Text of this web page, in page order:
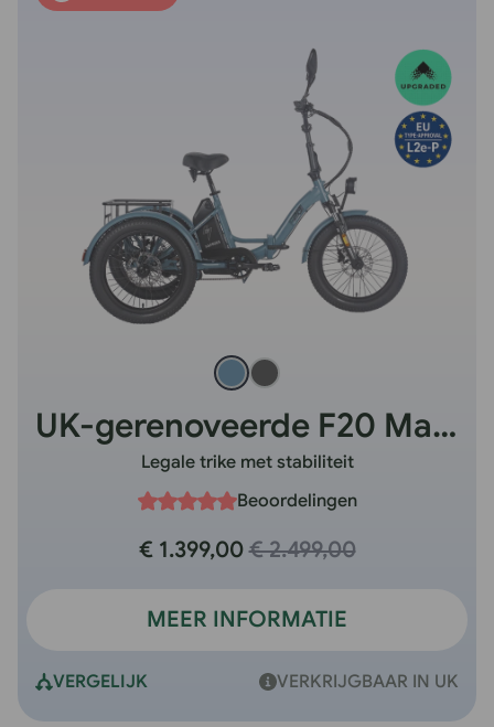
UK-gerenoveerde F20 Mate HS
Legale trike met stabiliteit
Beoordelingen
€ 1.399,00 € 2.499,00
MEER INFORMATIE
VERGELIJK VERKRIJGBAAR IN UK